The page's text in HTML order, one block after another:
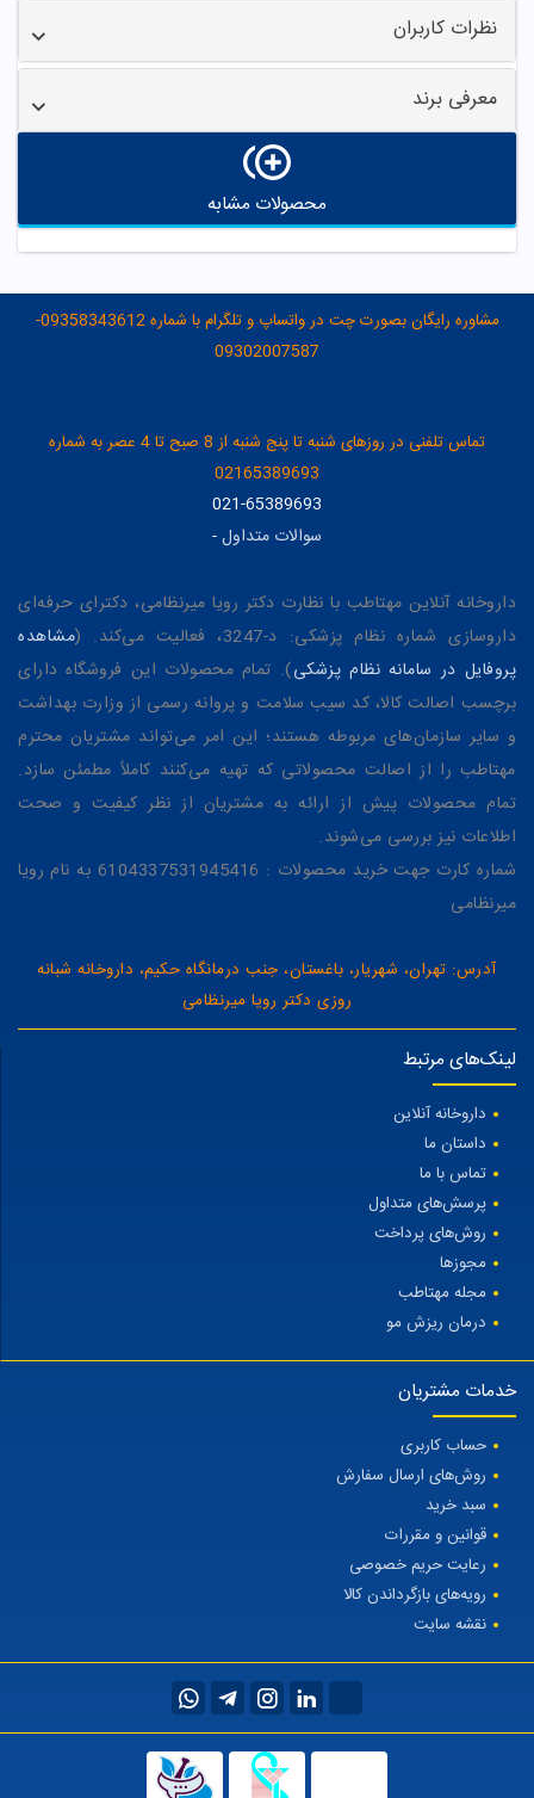
نظرات کاربران
معرفی برند
محصولات مشابه
مشاوره رایگان بصورت چت در واتساپ و تلگرام با شماره 09358343612-
09302007587
تماس تلفنی در روزهای شنبه تا پنج شنبه از 8 صبح تا 4 عصر به شماره
02165389693
021-65389693
سوالات متداول-
داروخانه آنلاین مهتاطب با نظارت دکتر رویا میرنظامی، دکترای حرفه‌ای
داروسازی شماره نظام پزشکی: د-3247، فعالیت می‌کند. (
مشاهده
پروفایل در سامانه نظام پزشکی). تمام محصولات این فروشگاه دارای
برچسب اصالت کالا، کد سیب سلامت و پروانه رسمی از وزارت بهداشت
و سایر سازمان‌های مربوطه هستند؛ این امر می‌تواند مشتریان محترم
مهتاطب را از اصالت محصولاتی که تهیه می‌کنند کاملاً مطمئن سازد.
تمام محصولات پیش از ارائه به مشتریان از نظر کیفیت و صحت
اطلاعات نیز بررسی می‌شوند.
شماره کارت جهت خرید محصولات : 6104337531945416 به نام رویا
میرنظامی
آدرس: تهران، شهریار، باغستان، جنب درمانگاه حکیم، داروخانه شبانه
روزی دکتر رویا میرنظامی
لینک‌های مرتبط
داروخانه آنلاین
داستان ما
تماس با ما
پرسش‌های متداول
روش‌های پرداخت
مجوزها
مجله مهتاطب
درمان ریزش مو
خدمات مشتریان
حساب کاربری
روش‌های ارسال سفارش
سبد خرید
قوانین و مقررات
رعایت حریم خصوصی
رویه‌های بازگرداندن کالا
نقشه سایت